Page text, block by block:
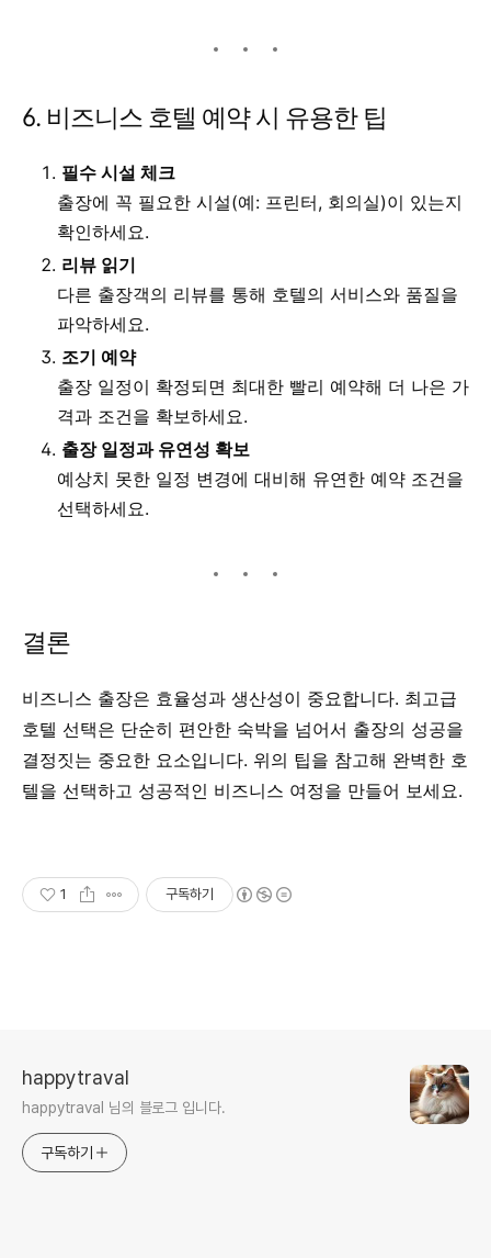
6. 비즈니스 호텔 예약 시 유용한 팁
필수 시설 체크
출장에 꼭 필요한 시설(예: 프린터, 회의실)이 있는지
확인하세요.
리뷰 읽기
다른 출장객의 리뷰를 통해 호텔의 서비스와 품질을
파악하세요.
조기 예약
출장 일정이 확정되면 최대한 빨리 예약해 더 나은 가
격과 조건을 확보하세요.
출장 일정과 유연성 확보
예상치 못한 일정 변경에 대비해 유연한 예약 조건을
선택하세요.
결론
비즈니스 출장은 효율성과 생산성이 중요합니다. 최고급
호텔 선택은 단순히 편안한 숙박을 넘어서 출장의 성공을
결정짓는 중요한 요소입니다. 위의 팁을 참고해 완벽한 호
텔을 선택하고 성공적인 비즈니스 여정을 만들어 보세요.
1 구독하기
happytraval
happytraval 님의 블로그 입니다.
구독하기